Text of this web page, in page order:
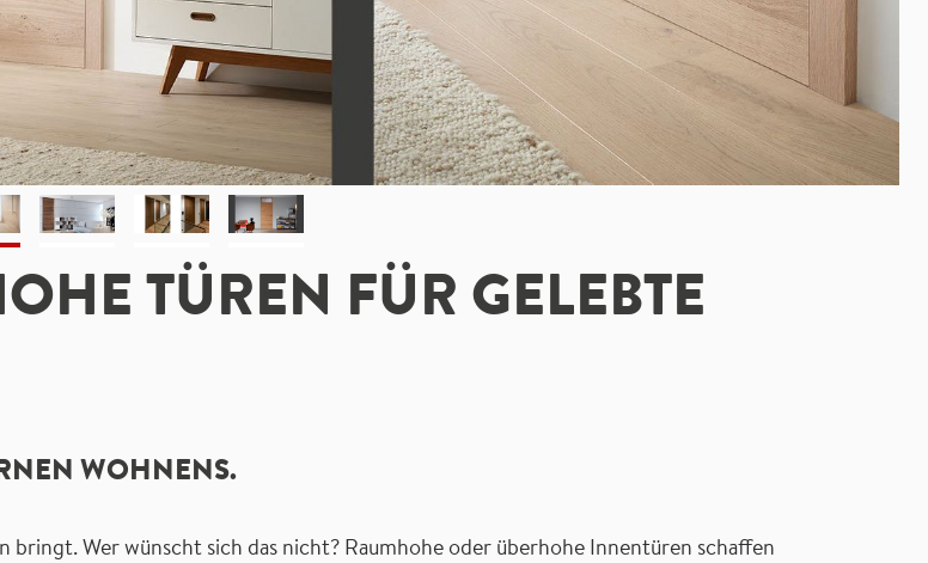
TÜREN FÜR GELEBTE
WOHNENS.
bringt. Wer wünscht sich das nicht? Raumhohe oder überhohe Innentüren schaffen